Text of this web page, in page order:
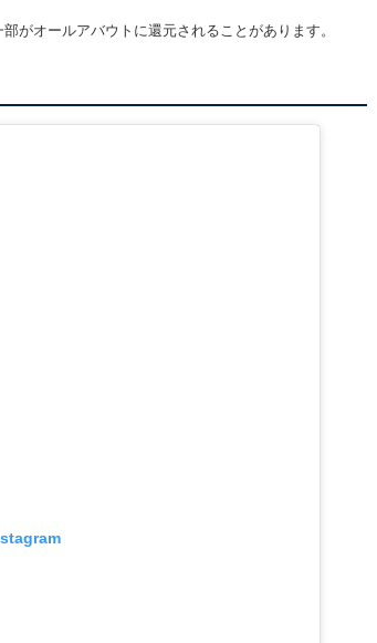
がオールアバウトに還元されることがあります。